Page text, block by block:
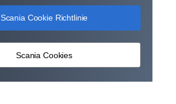
Scania Cookie Richtlinie
Scania Cookies